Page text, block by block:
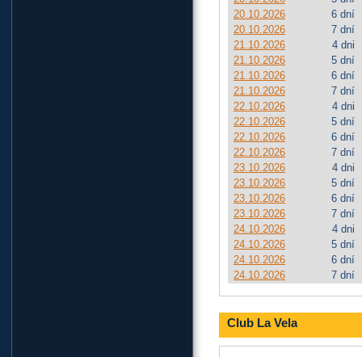
20.10.2026
6 dní
20.10.2026
7 dní
21.10.2026
4 dni
21.10.2026
5 dní
21.10.2026
6 dní
21.10.2026
7 dní
22.10.2026
4 dni
22.10.2026
5 dní
22.10.2026
6 dní
22.10.2026
7 dní
23.10.2026
4 dni
23.10.2026
5 dní
23.10.2026
6 dní
23.10.2026
7 dní
24.10.2026
4 dni
24.10.2026
5 dní
24.10.2026
6 dní
24.10.2026
7 dní
Club La Vela